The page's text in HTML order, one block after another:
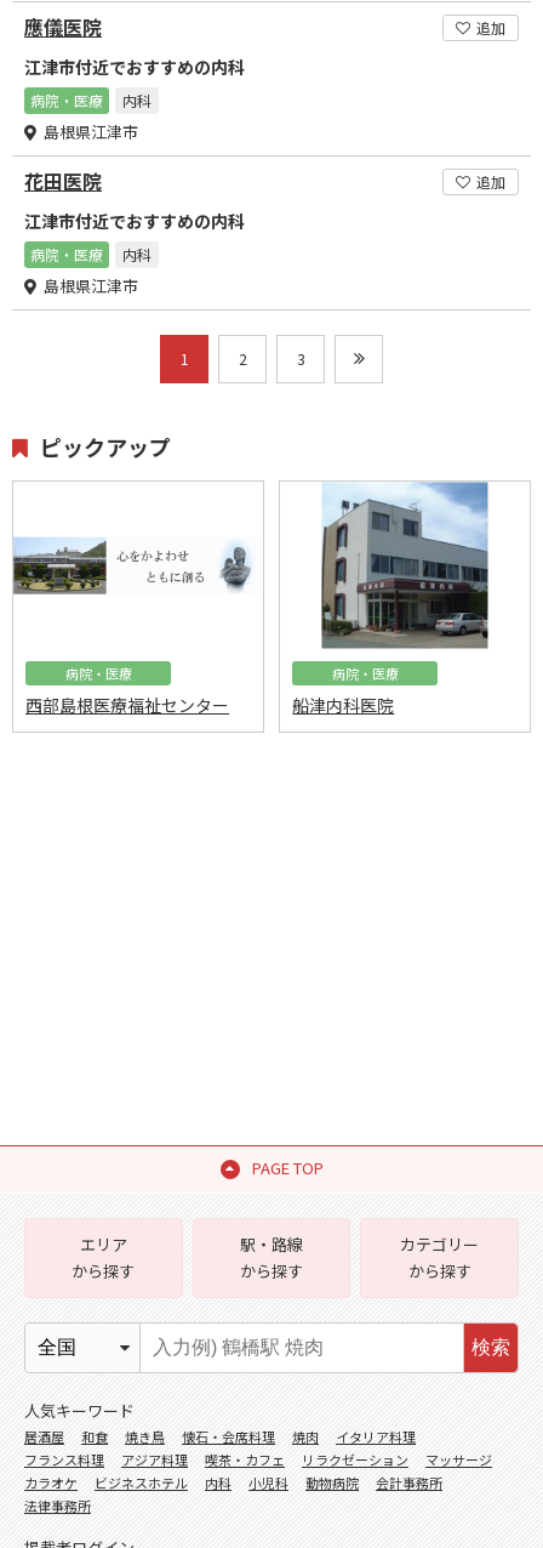
應儀医院 追加
江津市付近でおすすめの内科
病院・医療 内科
島根県江津市
花田医院 追加
江津市付近でおすすめの内科
病院・医療 内科
島根県江津市
1 2 3
ピックアップ
病院・医療
西部島根医療福祉センター
病院・医療
船津内科医院
PAGE TOP
エリア
から探す
駅・路線
から探す
カテゴリー
から探す
検索
人気キーワード
居酒屋 和食 焼き鳥 懐石・会席料理 焼肉
イタリア料理
フランス料理
アジア料理 喫茶・カフェ リラクゼーション
マッサージ
カラオケ
ビジネスホテル 内科 小児科 動物病院
会計事務所
法律事務所